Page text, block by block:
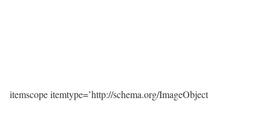
itemscope itemtype=’http://schema.org/ImageObject